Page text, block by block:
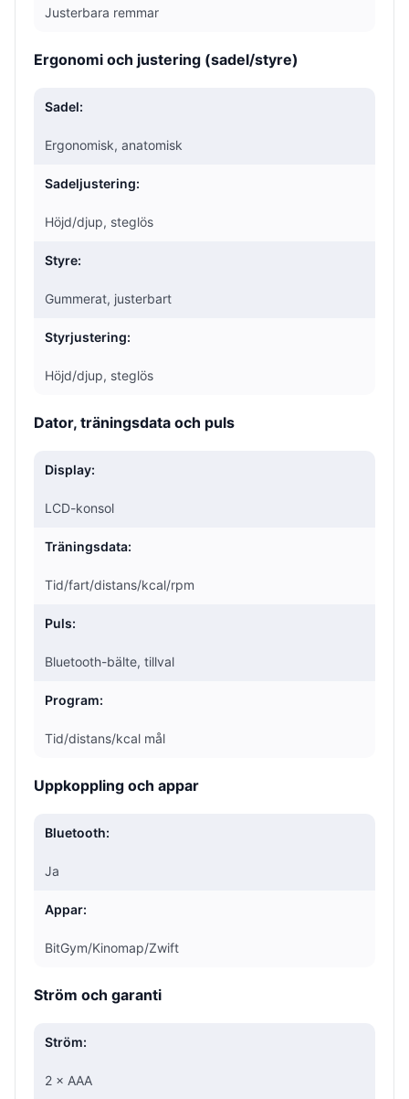
Justerbara remmar
Ergonomi och justering (sadel/styre)
Sadel:
Ergonomisk, anatomisk
Sadeljustering:
Höjd/djup, steglös
Styre:
Gummerat, justerbart
Styrjustering:
Höjd/djup, steglös
Dator, träningsdata och puls
Display:
LCD-konsol
Träningsdata:
Tid/fart/distans/kcal/rpm
Puls:
Bluetooth-bälte, tillval
Program:
Tid/distans/kcal mål
Uppkoppling och appar
Bluetooth:
Ja
Appar:
BitGym/Kinomap/Zwift
Ström och garanti
Ström:
2 × AAA